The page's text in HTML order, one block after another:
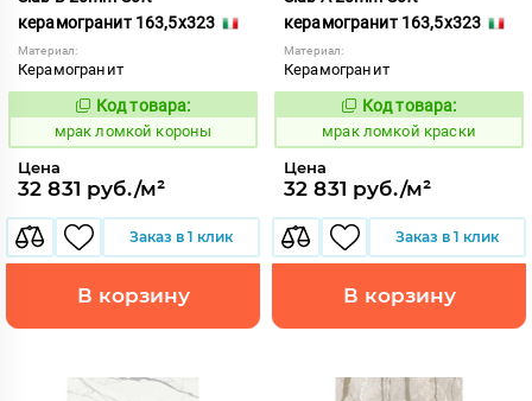
керамогранит 163,5x323
Материал:
Керамогранит
1052913
Код товара:
мрак ломкой короны
Цена
32 831 руб./м²
Заказ в 1 клик
В корзину
керамогранит 163,5x323
Материал:
Керамогранит
1052914
Код товара:
мрак ломкой краски
Цена
32 831 руб./м²
Заказ в 1 клик
В корзину